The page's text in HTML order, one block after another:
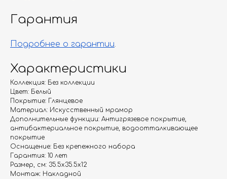
Гарантия
Подробнее о гарантии.
Характеристики
Коллекция: Без коллекции
Цвет: Белый
Покрытие: Глянцевое
Материал: Искусственный мрамор
Дополнительные функции: Антигрязевое покрытие,
антибактериальное покрытие, водоотталкивающее
покрытие
Оснащение: Без крепежного набора
Гарантия: 10 лет
Размер, см: 35.5х35.5х12
Монтаж: Накладной
Дизайнерам
Доставка и оплата
Гарантия
Контакты
Москва, Новопесчаная улица, 19к1
+7 (495) 782-78-74